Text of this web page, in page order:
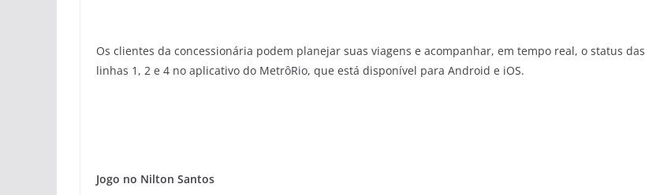
Os clientes da concessionária podem planejar suas viagens e acompanhar, em tempo real, o status das
linhas 1, 2 e 4 no aplicativo do MetrôRio, que está disponível para Android e iOS.
Jogo no Nilton Santos